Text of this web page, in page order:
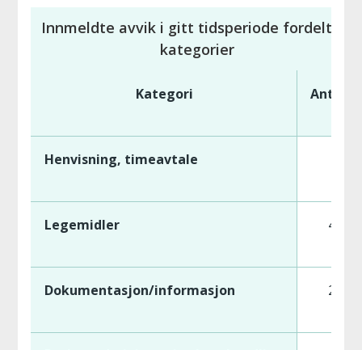
Innmeldte avvik i gitt tidsperiode fordelt på
kategorier
Kategori Antall
Henvisning, timeavtale
Legemidler 439
Dokumentasjon/informasjon 260